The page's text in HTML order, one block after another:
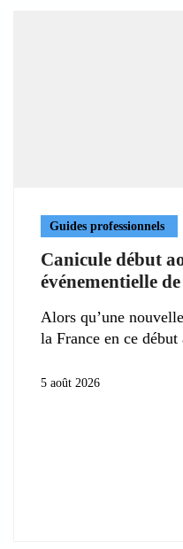
Guides professionnels
Canicule début
événementielle de
Alors qu’une
la France en ce début
5 août 2026